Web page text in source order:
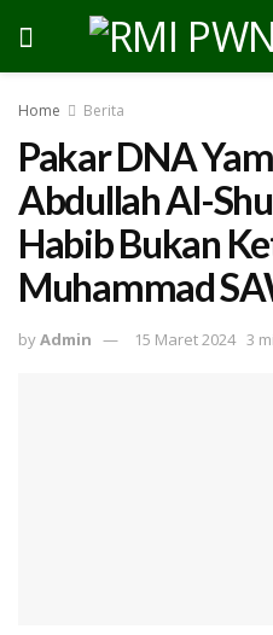
Home Berita
Pakar DNA
Abdullah Al-
Habib Bukan
Muhammad
byAdmin 15 Maret 2024 3